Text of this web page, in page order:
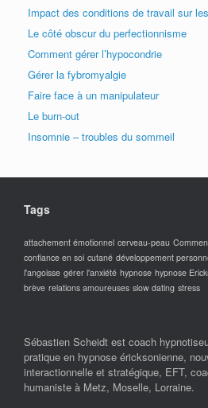
Impact des conditions de travail sur
Le côté obscur du perfectionnisme
Comment gérer l’hypocondrie
Gérer la fybromyalgie
Faire face à un manipulateur
Le burn-out
Insomnie – troubles du sommeil
Tags
attachement émotionnel cerveau-peau
confiance en soi cutané développement
l'angoisse gérer l'anxiété hypnose hypnose
brève relations amoureuses slow dating stress
Sébastien Scheidt est coach
pratique en hypnose éricksonienne,
interactionnelle et stratégique, EFT,
humaniste à Metz, Moselle, Lorraine.